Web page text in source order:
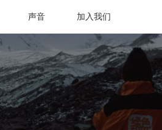
声音 加入我们